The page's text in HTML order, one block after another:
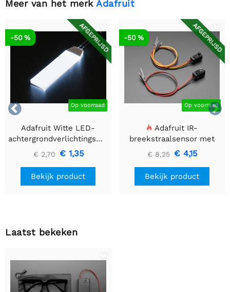
Meer van het merk Adafruit


AFGEPRIJSD
Op voorraad
-50 %
Adafruit Witte LED-
achtergrondverlichtingsmodule
- Klein 12 mm x 40 mm
€ 2,70 € 1,35
Bekijk product
AFGEPRIJSD
Op voorraad
-50 %
Adafruit IR-
breekstraalsensor met
premium draadheader
header einden - 5 mm
LED's
€ 8,25 € 4,15
Bekijk product
Laatst bekeken